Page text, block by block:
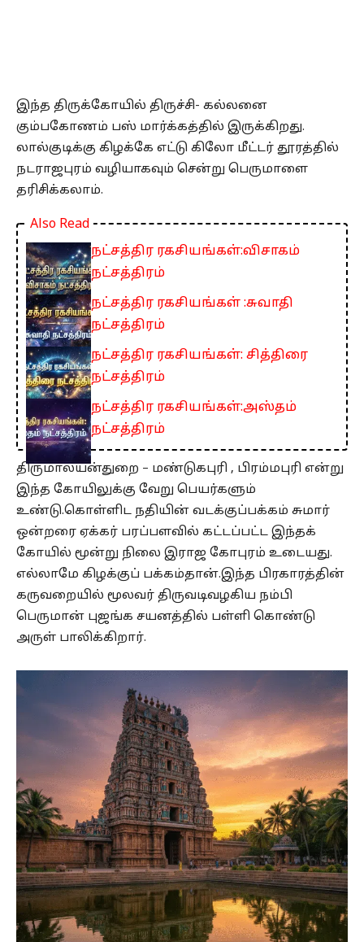
இந்த திருக்கோயில் திருச்சி- கல்லனை
கும்பகோணம் பஸ் மார்க்கத்தில் இருக்கிறது.
லால்குடிக்கு கிழக்கே எட்டு கிலோ மீட்டர் தூரத்தில்
நடராஜபுரம் வழியாகவும் சென்று பெருமாளை
தரிசிக்கலாம்.
Also Read
நட்சத்திர ரகசியங்கள்:விசாகம்
நட்சத்திரம்
நட்சத்திர ரகசியங்கள் :சுவாதி
நட்சத்திரம்
நட்சத்திர ரகசியங்கள்: சித்திரை
நட்சத்திரம்
நட்சத்திர ரகசியங்கள்:அஸ்தம்
நட்சத்திரம்
திருமாலயன்துறை – மண்டுகபுரி , பிரம்மபுரி என்று
இந்த கோயிலுக்கு வேறு பெயர்களும்
உண்டு.கொள்ளிட நதியின் வடக்குப்பக்கம் சுமார்
ஒன்றரை ஏக்கர் பரப்பளவில் கட்டப்பட்ட இந்தக்
கோயில் மூன்று நிலை இராஜ கோபுரம் உடையது.
எல்லாமே கிழக்குப் பக்கம்தான்.இந்த பிரகாரத்தின்
கருவறையில் மூலவர் திருவடிவழகிய நம்பி
பெருமான் புஜங்க சயனத்தில் பள்ளி கொண்டு
அருள் பாலிக்கிறார்.